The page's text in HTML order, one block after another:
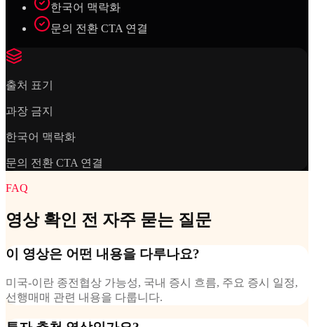
한국어 맥락화
문의 전환 CTA 연결
출처 표기
과장 금지
한국어 맥락화
문의 전환 CTA 연결
FAQ
영상 확인 전 자주 묻는 질문
이 영상은 어떤 내용을 다루나요?
미국-이란 종전협상 가능성, 국내 증시 흐름, 주요 증시 일정,
선행매매 관련 내용을 다룹니다.